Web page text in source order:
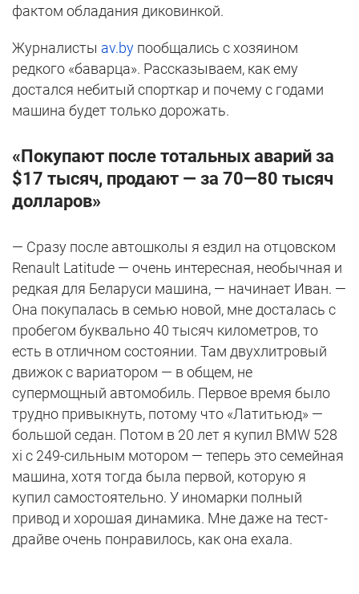
фактом обладания диковинкой.
Журналисты av.by пообщались с хозяином
редкого «баварца». Рассказываем, как ему
достался небитый спорткар и почему с годами
машина будет только дорожать.
«Покупают после тотальных аварий за
$17 тысяч, продают — за 70—80 тысяч
долларов»
— Сразу после автошколы я ездил на отцовском
Renault Latitude — очень интересная, необычная и
редкая для Беларуси машина, — начинает Иван. —
Она покупалась в семью новой, мне досталась с
пробегом буквально 40 тысяч километров, то
есть в отличном состоянии. Там двухлитровый
движок с вариатором — в общем, не
супермощный автомобиль. Первое время было
трудно привыкнуть, потому что «Латитьюд» —
большой седан. Потом в 20 лет я купил BMW 528
xi c 249-сильным мотором — теперь это семейная
машина, хотя тогда была первой, которую я
купил самостоятельно. У иномарки полный
привод и хорошая динамика. Мне даже на тест-
драйве очень понравилось, как она ехала.